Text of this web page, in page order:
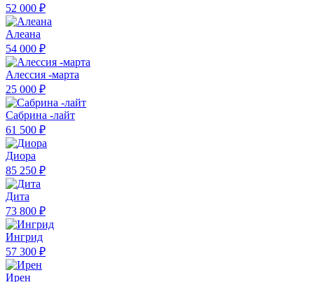
52 000 ₽
Алеана
54 000 ₽
Алессия -марта
25 000 ₽
Сабрина -лайт
61 500 ₽
Диора
85 250 ₽
Дита
73 800 ₽
Ингрид
57 300 ₽
Ирен